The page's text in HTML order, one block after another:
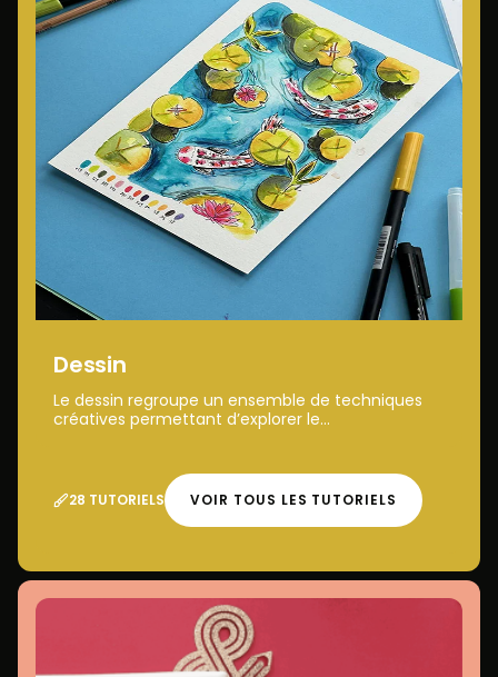
Dessin
Le dessin regroupe un ensemble de techniques
créatives permettant d’explorer le...
28 TUTORIELS VOIR TOUS LES TUTORIELS